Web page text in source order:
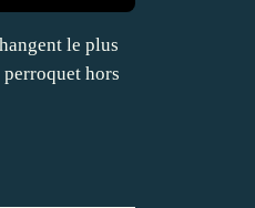
le plus
hors